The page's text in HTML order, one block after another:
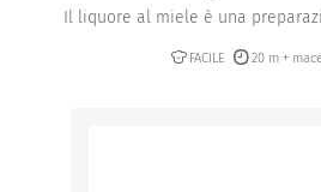
Il liquore al miele è una
FACILE 20 m +